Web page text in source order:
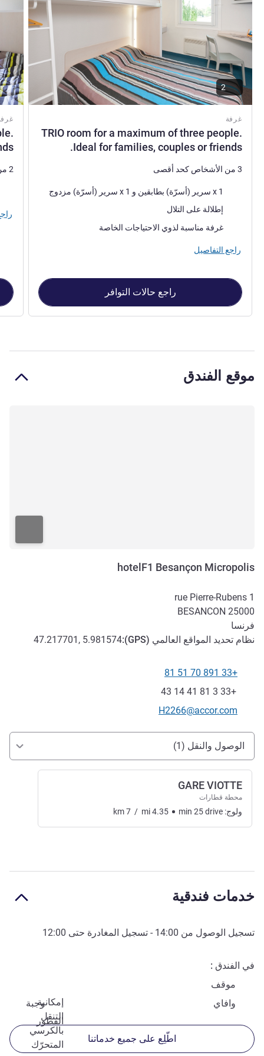
غرفة
TRIO room for a maximum of three people.
Ideal for families, couples or friends.
2
3 من الأشخاص كحد أقصى
فرش السرير
1 x سرير (أسرّة) بطابقين و 1 x سرير (أسرّة) مزدوج
المناظر:إطلالة على التلال
غرفة مناسبة لذوي الاحتياجات الخاصة
راجع التفاصيل
راجع حالات التوافر
2 من الأشخاص كحد أقصى
موقع الفندق
hotelF1 Besançon Micropolis
1 rue Pierre-Rubens
25000
BESANCON
فرنسا
نظام تحديد المواقع العالمي (GPS
):
47.217701, 5.981574
الهاتف
+33 891 70 51 81
فاكس
+33 3 81 41 14 43
تواصل معنا عبر البريد الإلكتروني
H2266@accor.com
الوصول والتنقل
الوصول والنقل (1)
GARE VIOTTE
محطة قطارات
ولوج: km7 / mi4.35 min 25drive
خدمات فندقية
تسجيل الوصول من 14:00 - تسجيل المغادرة حتى 12:00
في الفندق
موقف
إمكانية
التنقل
بالكرسي
المتحرّك
وافاي
وجبة
الفطور
اطّلِع على جميع خدماتنا